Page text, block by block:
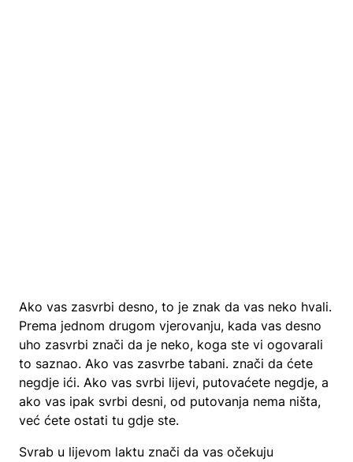
Ako vas zasvrbi desno, to je znak da vas neko hvali.
Prema jednom drugom vjerovanju, kada vas desno
uho zasvrbi znači da je neko, koga ste vi ogovarali
to saznao. Ako vas zasvrbe tabani. znači da ćete
negdje ići. Ako vas svrbi lijevi, putovaćete negdje, a
ako vas ipak svrbi desni, od putovanja nema ništa,
već ćete ostati tu gdje ste.
Svrab u lijevom laktu znači da vas očekuju